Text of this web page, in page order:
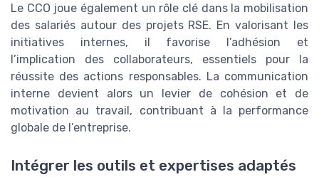
Le CCO joue également un rôle clé dans la mobilisation
des salariés autour des projets RSE. En valorisant les
initiatives internes, il favorise l’adhésion et
l’implication des collaborateurs, essentiels pour la
réussite des actions responsables. La communication
interne devient alors un levier de cohésion et de
motivation au travail, contribuant à la performance
globale de l’entreprise.
Intégrer les outils et expertises adaptés